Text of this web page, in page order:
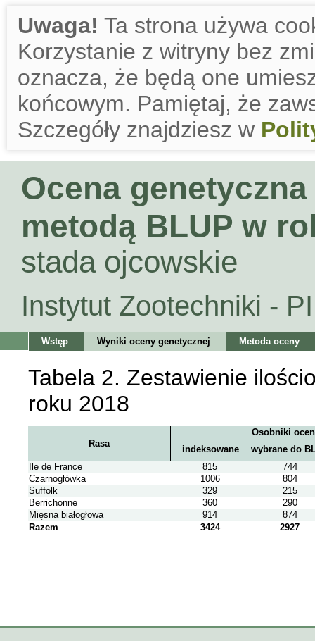
Uwaga! Ta strona używa
Korzystanie z witryny bez
oznacza, że będą one
końcowym. Pamiętaj, że
Szczegóły znajdziesz w
Ocena
metodą BLUP w
stada ojcowskie
Instytut Zootechniki -
Wstęp Wyniki oceny genetycznej Metoda oceny
Tabela 2. Zestawienie
roku 2018
Rasa
Osobniki
indeksowane
wybrane do
Ile de France
815
744
Czarnogłówka
1006
804
Suffolk
329
215
Berrichonne
360
290
Mięsna białogłowa
914
874
Razem
3424 2927